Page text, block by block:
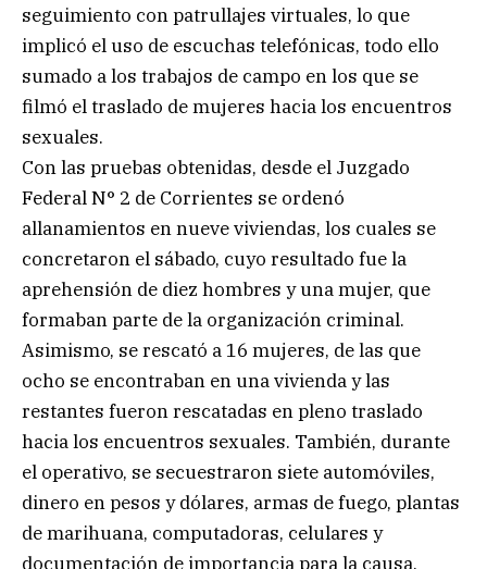
seguimiento con patrullajes virtuales, lo que
implicó el uso de escuchas telefónicas, todo ello
sumado a los trabajos de campo en los que se
filmó el traslado de mujeres hacia los encuentros
sexuales.
Con las pruebas obtenidas, desde el Juzgado
Federal N° 2 de Corrientes se ordenó
allanamientos en nueve viviendas, los cuales se
concretaron el sábado, cuyo resultado fue la
aprehensión de diez hombres y una mujer, que
formaban parte de la organización criminal.
Asimismo, se rescató a 16 mujeres, de las que
ocho se encontraban en una vivienda y las
restantes fueron rescatadas en pleno traslado
hacia los encuentros sexuales. También, durante
el operativo, se secuestraron siete automóviles,
dinero en pesos y dólares, armas de fuego, plantas
de marihuana, computadoras, celulares y
documentación de importancia para la causa.